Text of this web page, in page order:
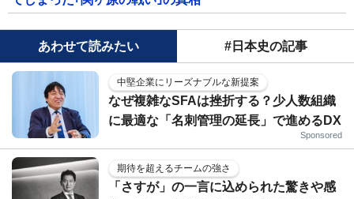
あわせて読みたい #日本史の記事
中堅企業にリーズナブルな新提案
なぜ複雑なSFAは挫折する？少人数組織
に最適な「名刺管理の延長」で進めるDX
Sponsored
期待を超えるチームの強さ
「さすが」の一言に込められた驚きや感